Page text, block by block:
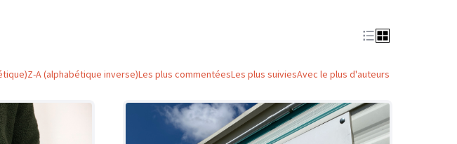
Z-A (alphabétique inverse)Les plus commentéesLes plus suiviesAvec le plus d'auteurs